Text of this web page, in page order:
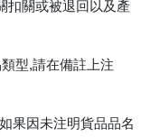
扣關或被退回以及產
型,請在備註上注
果因未注明貨品品名